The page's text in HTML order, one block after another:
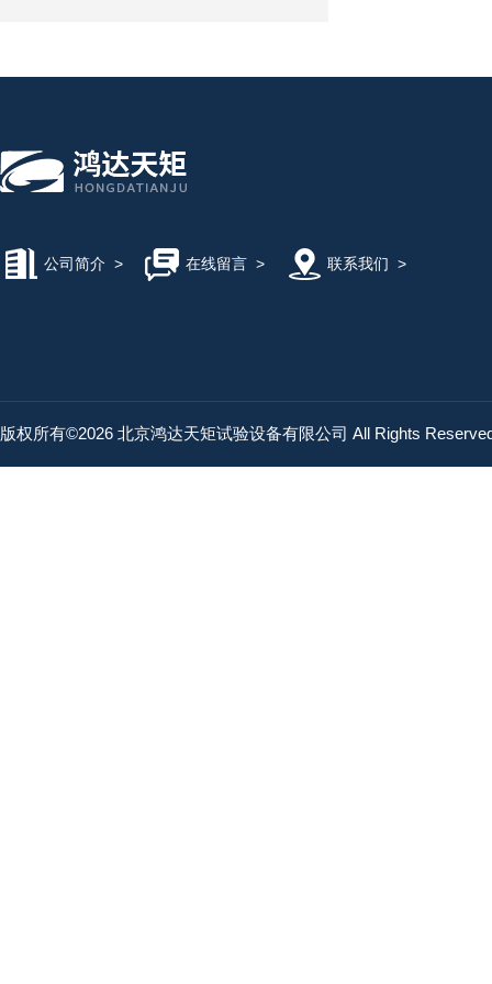
公司简介 > 在线留言> 联系我们 >
版权所有©2026 北京鸿达天矩试验设备有限公司 All Rights